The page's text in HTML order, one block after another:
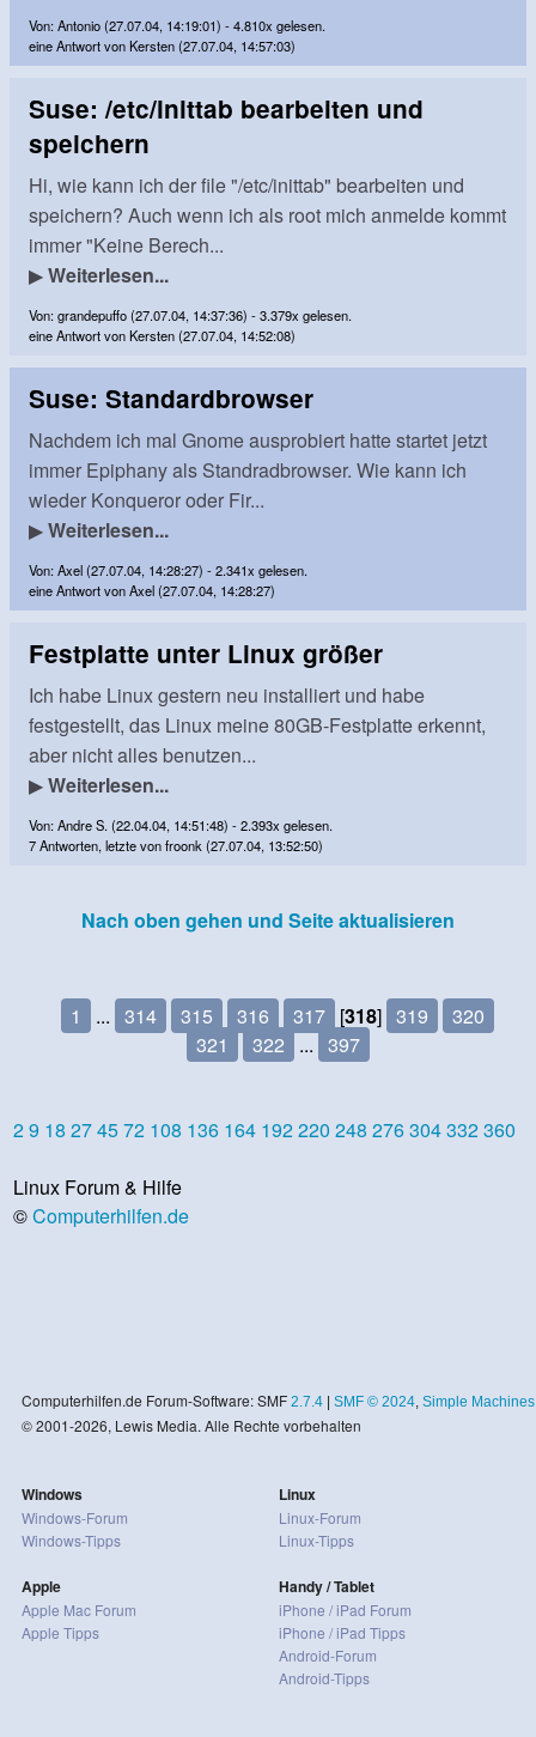
Von: Antonio (27.07.04, 14:19:01) - 4.810x gelesen.
eine Antwort von Kersten (27.07.04, 14:57:03)
Suse: /etc/inittab bearbeiten und
speichern
Hi, wie kann ich der file "/etc/inittab" bearbeiten und
speichern? Auch wenn ich als root mich anmelde kommt
immer "Keine Berech...
▶Weiterlesen...
Von: grandepuffo (27.07.04, 14:37:36) - 3.379x gelesen.
eine Antwort von Kersten (27.07.04, 14:52:08)
Suse: Standardbrowser
Nachdem ich mal Gnome ausprobiert hatte startet jetzt
immer Epiphany als Standradbrowser. Wie kann ich
wieder Konqueror oder Fir...
▶Weiterlesen...
Von: Axel (27.07.04, 14:28:27) - 2.341x gelesen.
eine Antwort von Axel (27.07.04, 14:28:27)
Festplatte unter Linux größer
Ich habe Linux gestern neu installiert und habe
festgestellt, das Linux meine 80GB-Festplatte erkennt,
aber nicht alles benutzen...
▶Weiterlesen...
Von: Andre S. (22.04.04, 14:51:48) - 2.393x gelesen.
7 Antworten, letzte von froonk (27.07.04, 13:52:50)
Nach oben gehen und Seite aktualisieren
1 ... 314 315 316 317 [318] 319
320
321
322 ... 397
29 18 274572 108 136 164 192220 248 276304332360
Linux Forum & Hilfe
©Computerhilfen.de
Computerhilfen.de Forum-Software: SMF 2.7.4| SMF © 2024, Simple Machines
© 2001-2026, Lewis Media. Alle Rechte vorbehalten
Windows
Windows-Forum
Windows-Tipps
Apple
Apple Mac Forum
Apple Tipps
Linux
Linux-Forum
Linux-Tipps
Handy / Tablet
iPhone / iPad Forum
iPhone / iPad Tipps
Android-Forum
Android-Tipps